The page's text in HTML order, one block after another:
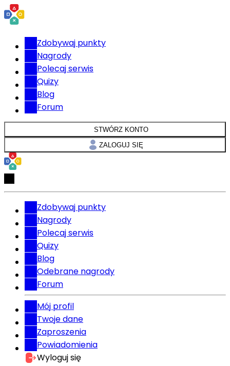
Zdobywaj punkty
Nagrody
Polecaj serwis
Quizy
Blog
Forum
STWÓRZ KONTO
ZALOGUJ SIĘ
Zdobywaj punkty
Nagrody
Polecaj serwis
Quizy
Blog
Odebrane nagrody
Forum
Mój profil
Twoje dane
Zaproszenia
Powiadomienia
Wyloguj się